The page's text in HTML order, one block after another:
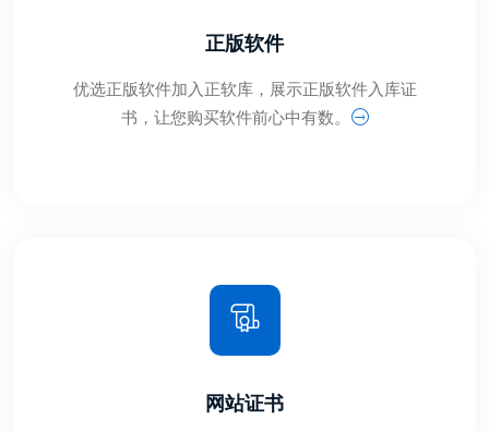
正版软件
优选正版软件加入正软库，展示正版软件入库证
书，让您购买软件前心中有数。
网站证书